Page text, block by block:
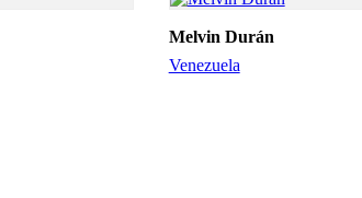
Melvin Durán
Venezuela